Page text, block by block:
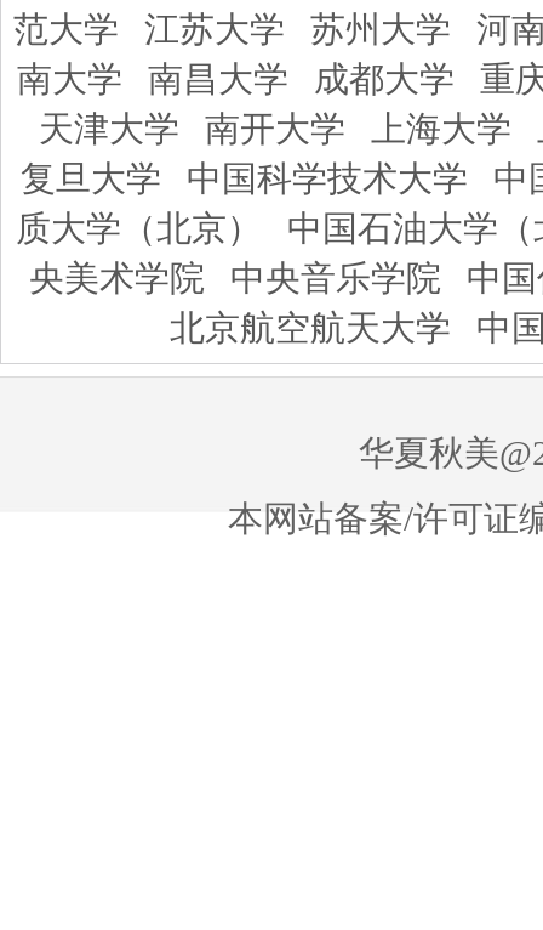
范大学
江苏大学 苏州大学
河
南大学
南昌大学 成都大学
重
天津大学
南开大学 上海大学
复旦大学
中国科学技术大学
中
质大学（北京）
中国石油大学（
央美术学院
中央音乐学院
中
北京航空航天大学
中
华夏秋美
本网站备案/许可证